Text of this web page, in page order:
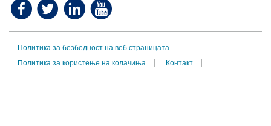
Политика за безбедност на веб страницата
Политика за користење на колачиња
Контакт